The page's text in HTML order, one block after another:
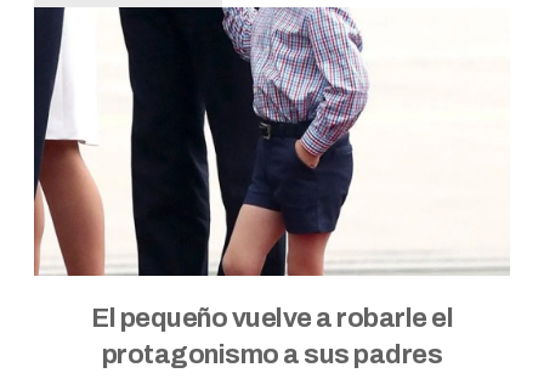
El pequeño vuelve a robarle el
protagonismo a sus padres